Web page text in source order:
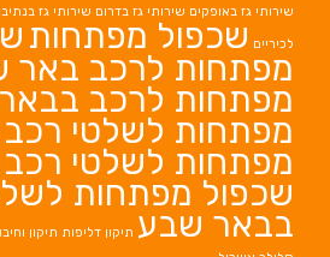
גז בדרום שירותי גז בנתיבות שירותי גז נתיבות שירות
מפתחותשכפול
לרכב באר שבע
לרכב בבאר שבע
לשלטי רכבשכפול
לשלטי רכב באר שבע
לשלטי רכב
תיקון דליפות תיקון וחיבור כיריים תיקון כיריים